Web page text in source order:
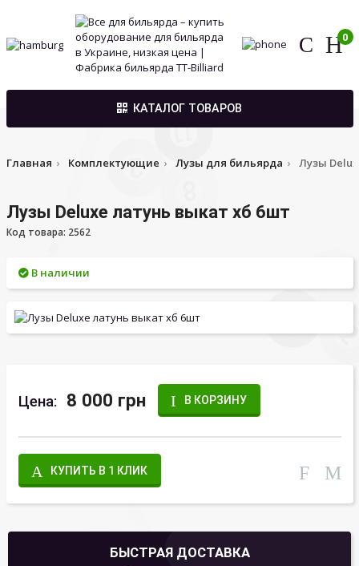
0
КАТАЛОГ ТОВАРОВ
Главная Комплектующие Лузы для бильярда Лузы
Лузы Deluxe латунь выкат хб 6шт
Код товара: 2562
В наличии
Цена: 8 000 грн В КОРЗИНУ
КУПИТЬ В 1 КЛИК
БЫСТРАЯ ДОСТАВКА